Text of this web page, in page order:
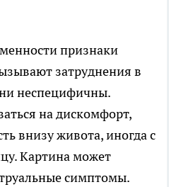
признаки
затруднения в
неспецифичны.
на дискомфорт,
внизу живота, иногда с
Картина может
симптомы.